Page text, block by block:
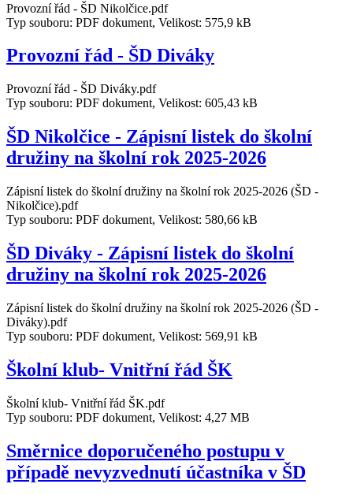
Provozní řád - ŠD Nikolčice.pdf
Typ souboru: PDF dokument, Velikost: 575,9 kB
Provozní řád - ŠD Diváky
Provozní řád - ŠD Diváky.pdf
Typ souboru: PDF dokument, Velikost: 605,43 kB
ŠD Nikolčice - Zápisní listek do školní
družiny na školní rok 2025-2026
Zápisní listek do školní družiny na školní rok 2025-2026 (ŠD -
Nikolčice).pdf
Typ souboru: PDF dokument, Velikost: 580,66 kB
ŠD Diváky - Zápisní listek do školní
družiny na školní rok 2025-2026
Zápisní listek do školní družiny na školní rok 2025-2026 (ŠD -
Diváky).pdf
Typ souboru: PDF dokument, Velikost: 569,91 kB
Školní klub- Vnitřní řád ŠK
Školní klub- Vnitřní řád ŠK.pdf
Typ souboru: PDF dokument, Velikost: 4,27 MB
Směrnice doporučeného postupu v
případě nevyzvednutí účastníka v ŠD